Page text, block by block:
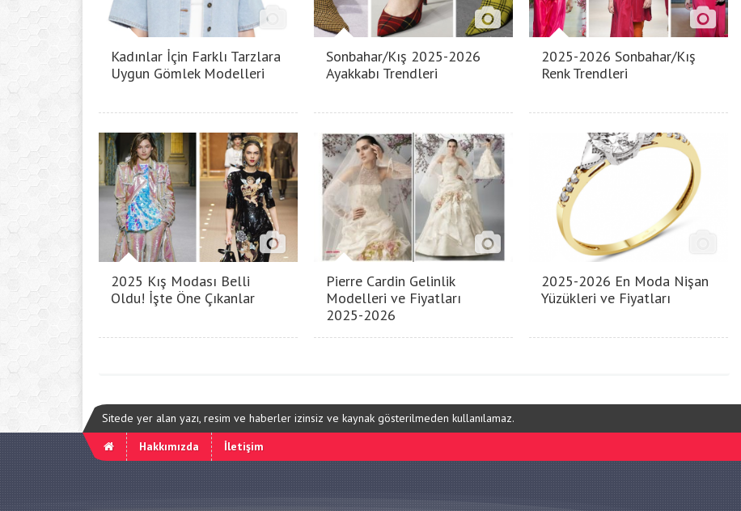
Kadınlar İçin Farklı Tarzlara
Uygun Gömlek Modelleri
Sonbahar/Kış 2025-2026
Ayakkabı Trendleri
2025-2026 Sonbahar/Kış
Renk Trendleri
2025 Kış Modası Belli
Oldu! İşte Öne Çıkanlar
Pierre Cardin Gelinlik
Modelleri ve Fiyatları
2025-2026
2025-2026 En Moda Nişan
Yüzükleri ve Fiyatları
Sitede yer alan yazı, resim ve haberler izinsiz ve kaynak gösterilmeden kullanılamaz.
Hakkımızda
İletişim